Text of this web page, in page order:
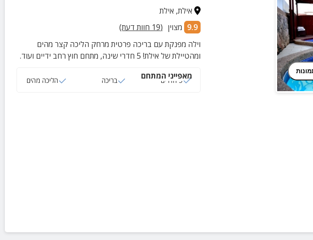
אילת, אילת
9.9 מצוין (
19 חוות דעת)
וילה מפנקת עם בריכה פרטית מרחק הליכה קצר מהים
ומהטיילת של אילת! 5 חדרי שינה, מתחם חוץ רחב ידיים ועוד.
מאפייני המתחם
5 חדרים בריכה הליכה מהים